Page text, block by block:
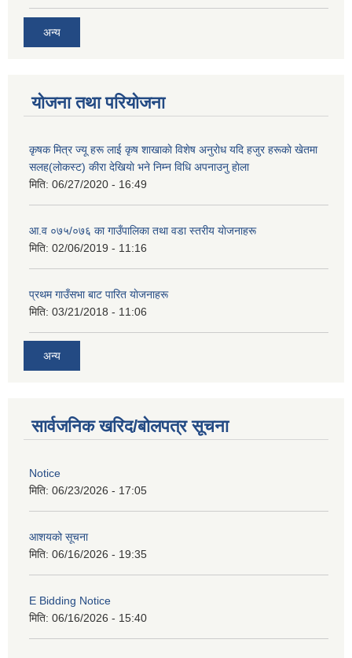
अन्य
योजना तथा परियोजना
कृषक मित्र ज्यू हरू लाई कृष शाखाकाे विशेष अनुराेध यदि हजुर हरूकाे खेतमा
सलह(लाेकस्ट) कीरा देखियाे भने निम्न विधि अपनाउनु हाेला
मिति: 06/27/2020 - 16:49
आ‍.व ०७५/०७६ का गाउँपालिका तथा वडा स्तरीय याेजनाहरू
मिति: 02/06/2019 - 11:16
प्रथम गाउँसभा बाट पारित याेजनाहरू
मिति: 03/21/2018 - 11:06
अन्य
सार्वजनिक खरिद/बोलपत्र सूचना
Notice
मिति: 06/23/2026 - 17:05
आशयको सूचना
मिति: 06/16/2026 - 19:35
E Bidding Notice
मिति: 06/16/2026 - 15:40